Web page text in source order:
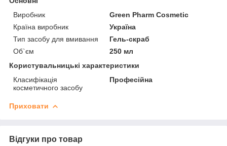
Виробник
Green Pharm Cosmetic
Країна виробник
Україна
Тип засобу для вмивання
Гель-скраб
Об`єм
250 мл
Користувальницькі характеристики
Класифікація
косметичного засобу
Професійна
Приховати
Відгуки про товар